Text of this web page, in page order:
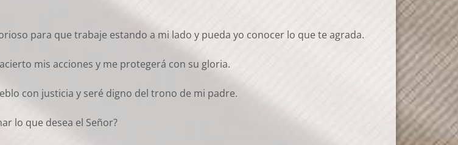
para que trabaje estando a mi lado y pueda yo conocer lo que te agrada.
mis acciones y me protegerá con su gloria.
con justicia y seré digno del trono de mi padre.
lo que desea el Señor?